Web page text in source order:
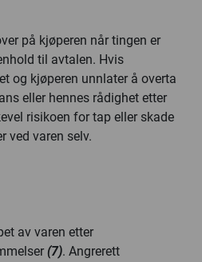
på kjøperen når tingen er
til avtalen. Hvis
og kjøperen unnlater å overta
eller hennes rådighet etter
risikoen for tap eller skade
ved varen selv.
av varen etter
(7). Angrerett